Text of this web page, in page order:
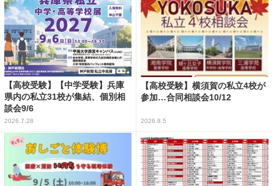
【高校受験】【中学受験】兵庫
県内の私立31校が集結、個別相
談会9/6
2026.7.28
【高校受験】横須賀の私立4校が
参加…合同相談会10/12
2026.8.5